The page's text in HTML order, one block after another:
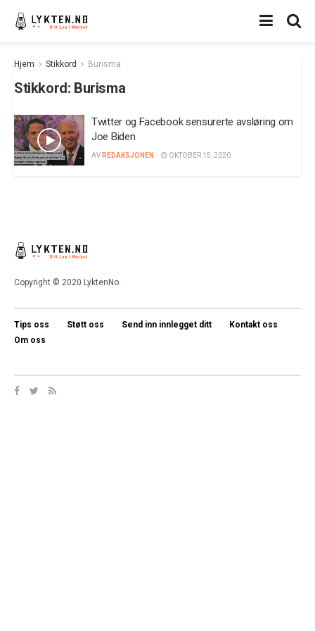
Hjem Stikkord Burisma
Stikkord: Burisma
Twitter og Facebook sensurerte avsløring om
Joe Biden
AV REDAKSJONEN OKTOBER 15, 2020
Copyright © 2020 LyktenNo.
Tips oss Støtt oss Send inn innlegget ditt
Kontakt oss
Om oss